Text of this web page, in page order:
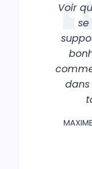
Voir